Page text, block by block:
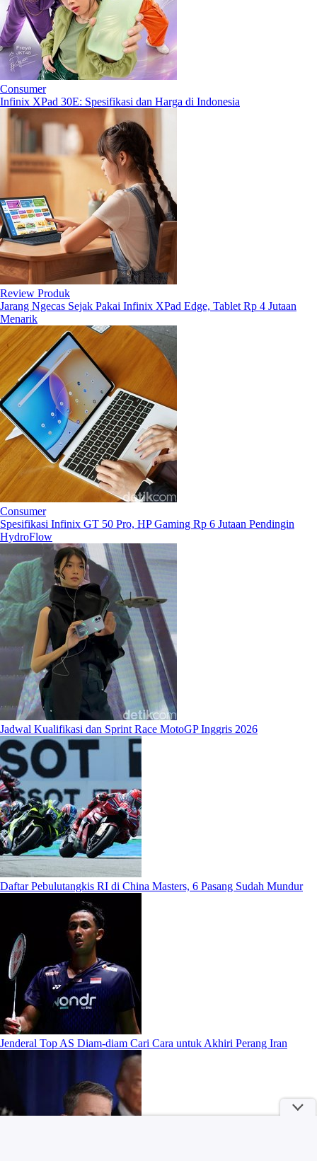
Consumer
Infinix XPad 30E: Spesifikasi dan Harga di Indonesia
Review Produk
Jarang Ngecas Sejak Pakai Infinix XPad Edge, Tablet Rp 4 Jutaan
Menarik
Consumer
Spesifikasi Infinix GT 50 Pro, HP Gaming Rp 6 Jutaan Pendingin
HydroFlow
Jadwal Kualifikasi dan Sprint Race MotoGP Inggris 2026
Daftar Pebulutangkis RI di China Masters, 6 Pasang Sudah Mundur
Jenderal Top AS Diam-diam Cari Cara untuk Akhiri Perang Iran